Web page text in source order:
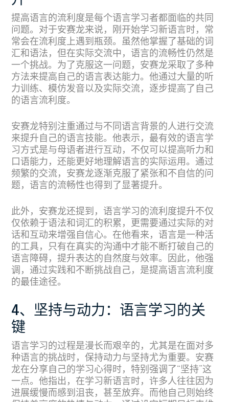
提高语言的流利度是每个语言学习者都面临的共同
问题。对于安赛龙来说，刚开始学习新语言时，常
常会在流利度上遇到瓶颈。虽然他掌握了基础的词
汇和语法，但在实际交流中，语言的流畅性仍然是
一个挑战。为了克服这一问题，安赛龙采取了多种
方法来提高自己的语言表达能力。他通过大量的听
力训练、模仿发音以及实际交流，逐步提高了自己
的语言流利度。
安赛龙特别注重通过与不同语言背景的人进行交流
来提升自己的语言技能。他表示，最有效的语言学
习方式是与母语者进行互动，不仅可以提高听力和
口语能力，还能更好地理解语言的实际运用。通过
频繁的交流，安赛龙逐渐克服了紧张和不自信的问
题，语言的流畅性也得到了显著提升。
此外，安赛龙还提到，语言学习的流利度提升不仅
仅依赖于语法和词汇的积累，更需要通过实际的对
话和互动来增强自信心。在他看来，语言是一种活
的工具，只有在真实的沟通中才能不断打破自己的
语言障碍，提升表达的自然度与效率。因此，他强
调，通过实践和不断挑战自己，是提高语言流利度
的最佳途径。
4、坚持与动力：语言学习的关
键
语言学习的过程是漫长而艰辛的，尤其是在面对多
种语言的挑战时，保持动力与坚持尤为重要。安赛
龙在分享自己的学习心得时，特别强调了“坚持”这
一点。他指出，在学习新语言时，许多人往往因为
进展缓慢而感到沮丧，甚至放弃。而他自己则始终